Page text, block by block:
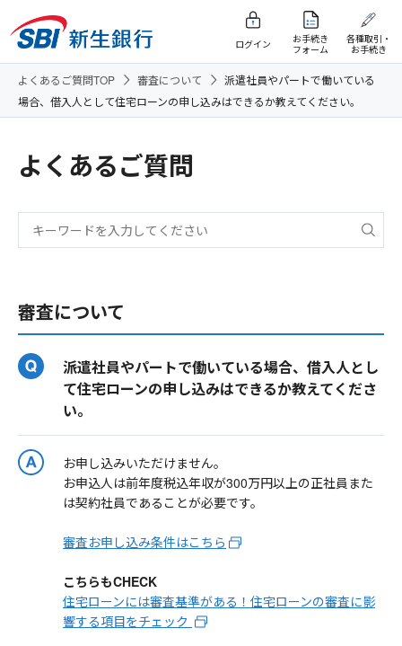
ログイン
お手続き
フォーム
各種取引・
お手続き
よくあるご質問TOP 審査について
派遣社員やパートで働いている
場合、借入人として住宅ローンの申し込みはできるか教えてください。
よくあるご質問
審査について
派遣社員やパートで働いている場合、借入人とし
て住宅ローンの申し込みはできるか教えてくださ
い。
お申し込みいただけません。
お申込人は前年度税込年収が300万円以上の正社員また
は契約社員であることが必要です。
審査お申し込み条件はこちら
こちらもCHECK
住宅ローンには審査基準がある！住宅ローンの審査に影
響する項目をチェック